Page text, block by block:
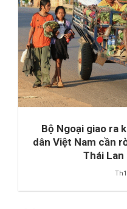
Bộ Ngoại giao ra
dân Việt Nam cần
Thái